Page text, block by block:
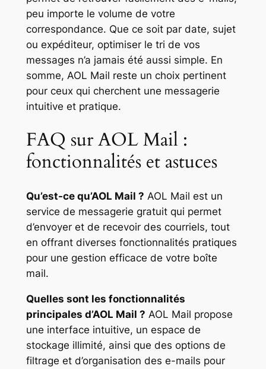
peu importe le volume de votre
correspondance. Que ce soit par date, sujet
ou expéditeur, optimiser le tri de vos
messages n’a jamais été aussi simple. En
somme, AOL Mail reste un choix pertinent
pour ceux qui cherchent une messagerie
intuitive et pratique.
FAQ sur AOL Mail :
fonctionnalités et astuces
Qu’est-ce qu’AOL Mail ? AOL Mail est un
service de messagerie gratuit qui permet
d’envoyer et de recevoir des courriels, tout
en offrant diverses fonctionnalités pratiques
pour une gestion efficace de votre boîte
mail.
Quelles sont les fonctionnalités
principales d’AOL Mail ? AOL Mail propose
une interface intuitive, un espace de
stockage illimité, ainsi que des options de
filtrage et d’organisation des e-mails pour